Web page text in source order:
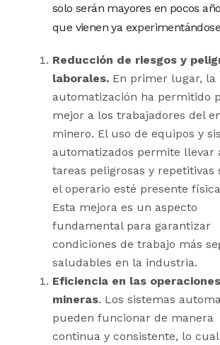
solo serán mayores en pocos
que vienen ya
Reducción de riesgos y
laborales. En primer lugar, la
automatización ha permitido
mejor a los trabajadores del
minero. El uso de equipos y
automatizados permite llevar
tareas peligrosas y repetitivas
el operario esté presente
Esta mejora es un aspecto
fundamental para garantizar
condiciones de trabajo más
saludables en la industria.
Eficiencia en las operaciones
mineras. Los sistemas
pueden funcionar de manera
continua y consistente, lo